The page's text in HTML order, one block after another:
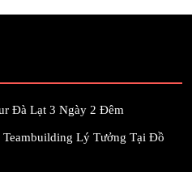
Đà Lạt 3 Ngày 2 Đêm
Lý Tưởng Tại Đồ